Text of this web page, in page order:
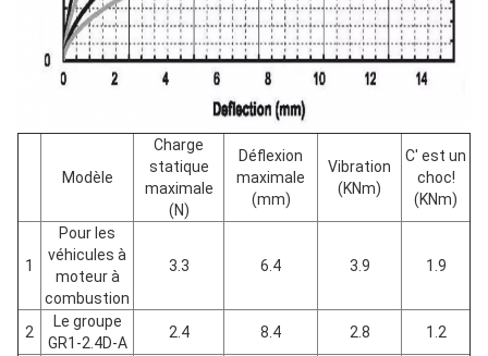
Modèle
Charge
statique
maximale
(N)
Déflexion
maximale
(mm)
Vibration
(KNm)
C' est un
choc!
(KNm)
1
Pour les
véhicules à
moteur à
combustion
3.3 6.4 3.9 1.9
2
Le groupe
GR1-2.4D-A
2.4 8.4 2.8 1.2